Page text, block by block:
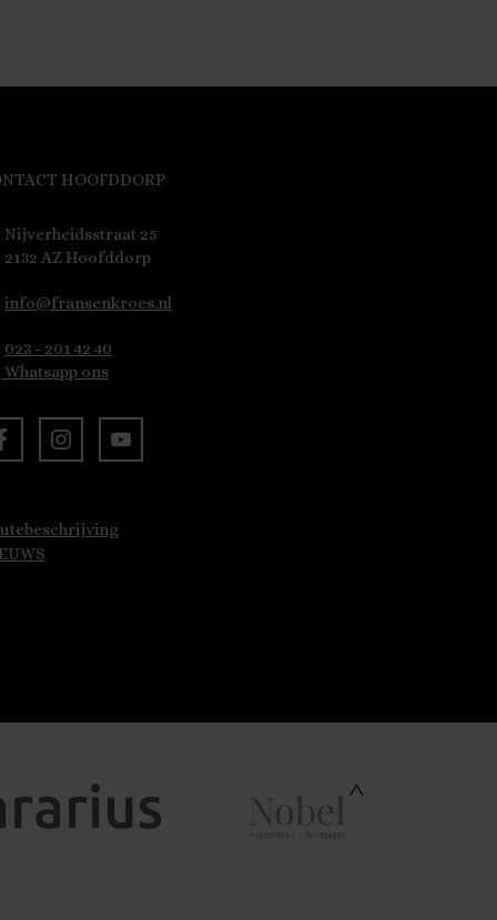
HOOFDDORP
Nijverheidsstraat 25
2132 AZ Hoofddorp
info@fransenkroes.nl
023 - 201 42 40
Whatsapp ons